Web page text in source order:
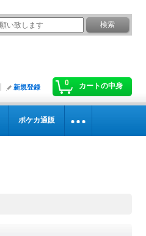
0 カートの中身
新規登録
ポケカ通販